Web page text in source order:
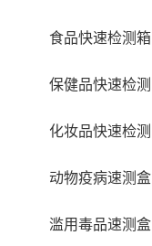
食品快速检测箱
保健品快速检测
化妆品快速检测
动物疫病速测盒
滥用毒品速测盒